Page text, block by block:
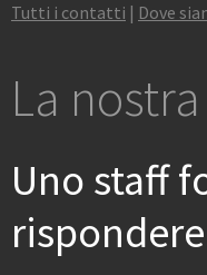
Tutti i contatti | Dove
La
Uno staff